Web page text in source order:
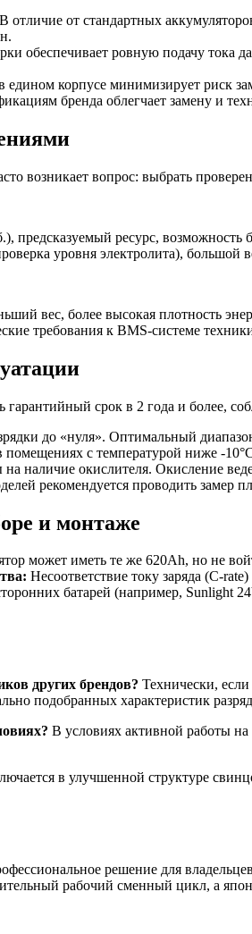
В отличие от стандартных
обеспечивает ровную подачу тока
едином корпусе минимизирует риск
бренда облегчает замену и
возникает вопрос: выбрать
предсказуемый ресурс,
уровня электролита), большой
вес, более высокая плотность
требования к BMS-системе
гарантийный срок в 2 года и более,
до «нуля». Оптимальный
с температурой ниже -
наличие окислителя. Окисление
рекомендуется проводить замер
и монтаже
может иметь те же 620Ah, но не
Несоответствие току заряда (C-
батарей (например, Sunlight
других брендов? Технически,
подобранных характеристик
В условиях активной работы на
в улучшенной структуре
решение для
рабочий сменный цикл, а